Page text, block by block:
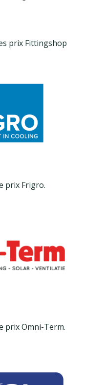
prix Fittingshop
prix Frigro.
prix Omni-Term.